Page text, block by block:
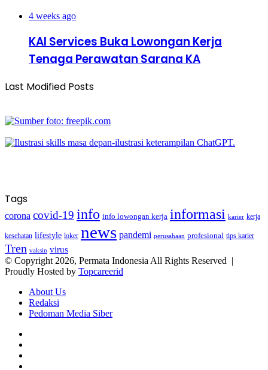
4 weeks ago
KAI Services Buka Lowongan Kerja
Tenaga Perawatan Sarana KA
Last Modified Posts
Tags
corona covid-19 info info lowongan kerja informasi karier kerja
kesehatan lifestyle loker news pandemi perusahaan profesional tips karier
Tren vaksin virus
© Copyright 2026, Permata Indonesia All Rights Reserved |
Proudly Hosted by Topcareerid
About Us
Redaksi
Pedoman Media Siber